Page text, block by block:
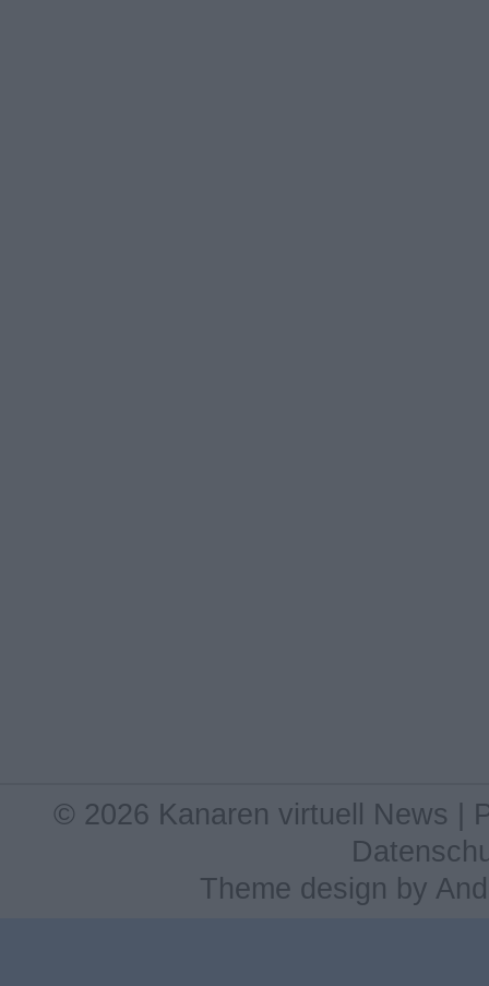
© 2026 Kanaren virtuell News |
Theme design by